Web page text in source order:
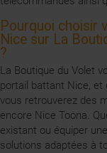
Pourquoi choisir
Nice sur La
?
La Boutique du Volet
portail battant Nice, et
vous retrouverez des
encore Nice Toona.
existant ou équiper
solutions adaptées à